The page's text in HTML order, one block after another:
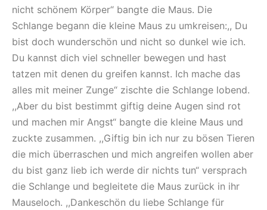
nicht schönem Körper“ bangte die Maus. Die
Schlange begann die kleine Maus zu umkreisen:,, Du
bist doch wunderschön und nicht so dunkel wie ich.
Du kannst dich viel schneller bewegen und hast
tatzen mit denen du greifen kannst. Ich mache das
alles mit meiner Zunge“ zischte die Schlange lobend.
,,Aber du bist bestimmt giftig deine Augen sind rot
und machen mir Angst“ bangte die kleine Maus und
zuckte zusammen. ,,Giftig bin ich nur zu bösen Tieren
die mich überraschen und mich angreifen wollen aber
du bist ganz lieb ich werde dir nichts tun“ versprach
die Schlange und begleitete die Maus zurück in ihr
Mauseloch. ,,Dankeschön du liebe Schlange für